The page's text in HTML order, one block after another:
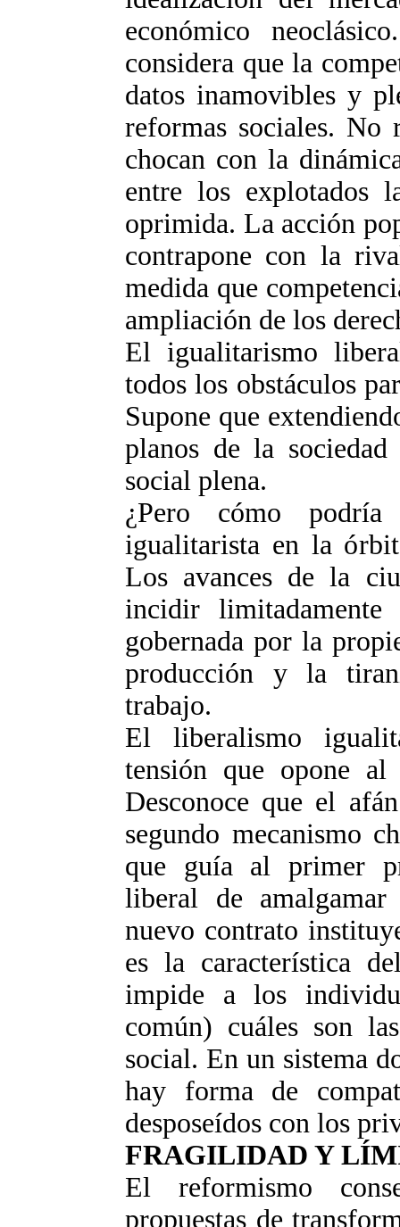
económico
considera que la
datos inamovibles y
reformas sociales. No
chocan con la
entre los explotados
oprimida. La acción
contrapone con la
medida que
ampliación de los
El igualitarismo
todos los obstáculos
Supone que
planos de la
social plena.
¿Pero cómo podría
igualitarista en la
Los avances de la
incidir limitadamente
gobernada por la
producción y la
trabajo.
El liberalismo
tensión que opone al
Desconoce que el
segundo mecanismo
que guía al primer
liberal de
nuevo contrato
es la característica
impide a los
común) cuáles son
social. En un sistema
hay forma de
desposeídos con los
FRAGILIDAD Y
El reformismo
propuestas de